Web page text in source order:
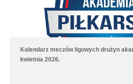
Kalendarz meczów ligowych drużyn
kwietnia 2026.